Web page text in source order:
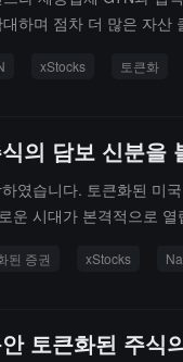
하며 점차 더 많은 자
xStocks 토큰화
의 담보 신분을
였습니다. 토큰화된 미
운 시대가 본격적으로 열
된 증권 xStocks
토큰화된 주식